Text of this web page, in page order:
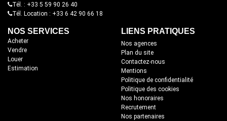
Tél. : +33 5 59 90 26 40
Tél. Location : +33 6 42 90 66 18
NOS SERVICES
Acheter
Vendre
Louer
Estimation
LIENS PRATIQUES
Nos agences
Plan du site
Contactez-nous
Mentions
Politique de confidentialité
Politique des cookies
Nos honoraires
Recrutement
Nos partenaires